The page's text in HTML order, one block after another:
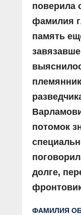
поверила
фамилия
память
потомок
долге,
ФАМИЛИЯ